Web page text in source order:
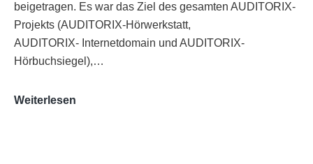
beigetragen. Es war das Ziel des gesamten AUDITORIX-
Projekts (AUDITORIX-Hörwerkstatt,
AUDITORIX- Internetdomain und AUDITORIX-
Hörbuchsiegel),…
Weiterlesen